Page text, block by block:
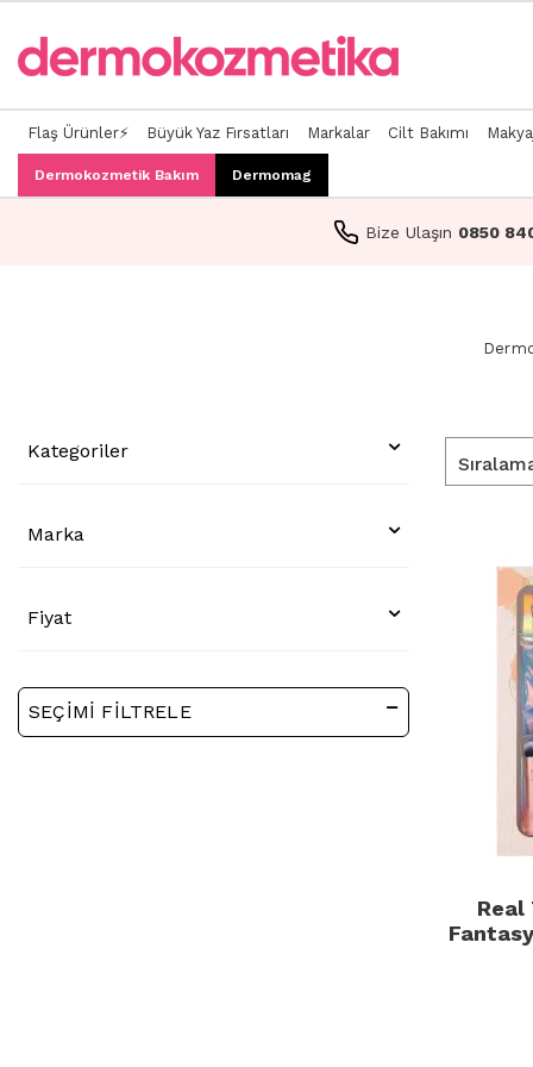
Flaş Ürünler⚡ Büyük Yaz Fırsatları Markalar Cilt Bakımı
Dermokozmetik Bakım Dermomag
Bize Ulaşın 0850
Kategoriler
Marka
Fiyat
SEÇIMI FILTRELE
Real